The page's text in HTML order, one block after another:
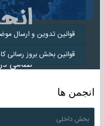
انجمن
نظامی در
قوانین تدوین و ارسال
قوانین بخش بروز رسانی
انجمن ها
بخش داخلی